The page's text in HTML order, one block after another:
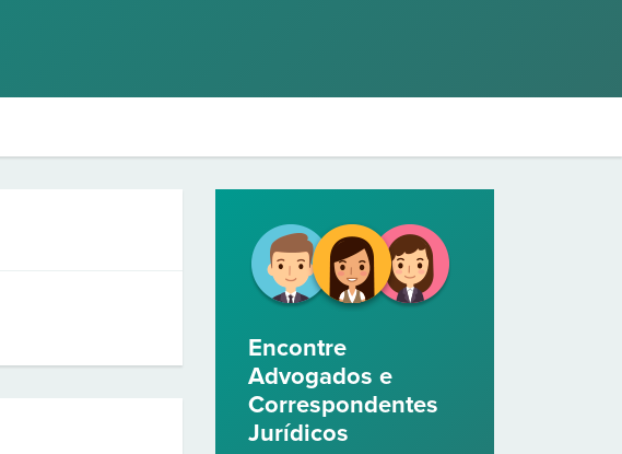
Encontre
Advogados e
Correspondentes
Jurídicos